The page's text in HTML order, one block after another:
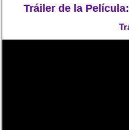
Tráiler de la